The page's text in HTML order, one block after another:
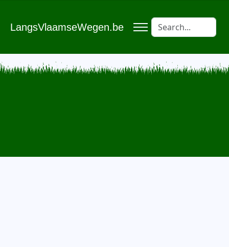
LangsVlaamseWegen.be